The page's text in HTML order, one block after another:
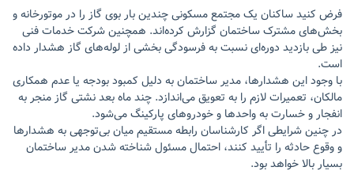
فرض کنید ساکنان یک مجتمع مسکونی چندین بار بوی گاز را در موتورخانه و
بخش‌های مشترک ساختمان گزارش کرده‌اند. همچنین شرکت خدمات فنی
نیز طی بازدید دوره‌ای نسبت به فرسودگی بخشی از لوله‌های گاز هشدار داده
است.
با وجود این هشدارها، مدیر ساختمان به دلیل کمبود بودجه یا عدم همکاری
مالکان، تعمیرات لازم را به تعویق می‌اندازد. چند ماه بعد نشتی گاز منجر به
انفجار و خسارت به واحدها و خودروهای پارکینگ می‌شود.
در چنین شرایطی اگر کارشناسان رابطه مستقیم میان بی‌توجهی به هشدارها
و وقوع حادثه را تأیید کنند، احتمال مسئول شناخته شدن مدیر ساختمان
بسیار بالا خواهد بود.